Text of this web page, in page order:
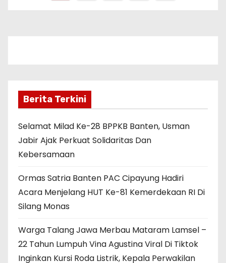
Berita Terkini
Selamat Milad Ke-28 BPPKB Banten, Usman
Jabir Ajak Perkuat Solidaritas Dan
Kebersamaan
Ormas Satria Banten PAC Cipayung Hadiri
Acara Menjelang HUT Ke-81 Kemerdekaan RI Di
Silang Monas
Warga Talang Jawa Merbau Mataram Lamsel –
22 Tahun Lumpuh Vina Agustina Viral Di Tiktok
Inginkan Kursi Roda Listrik, Kepala Perwakilan